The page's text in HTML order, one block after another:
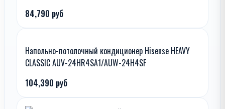
84,790 руб
Напольно-потолочный кондиционер Hisense HEAVY
CLASSIC AUV-24HR4SA1/AUW-24H4SF
104,390 руб